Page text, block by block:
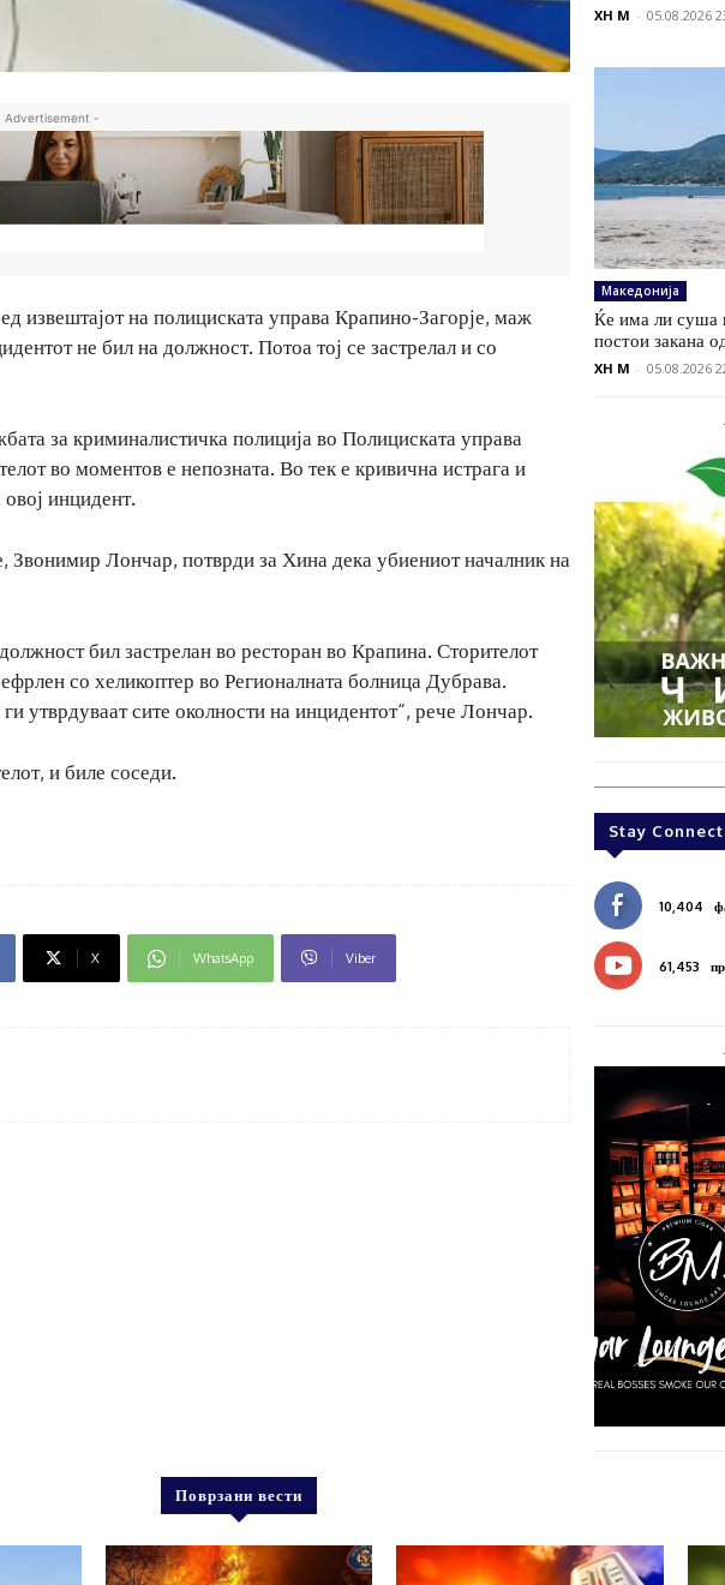
Advertisement -
извештајот на полициската управа Крапино-Загорје, маж
не бил на должност. Потоа тој се застрелал и со
за криминалистичка полиција во Полициската управа
во моментов е непозната. Во тек е кривична истрага и
инцидент.
Звонимир Лончар, потврди за Хина дека убиениот началник на
бил застрелан во ресторан во Крапина. Сторителот
со хеликоптер во Регионалната болница Дубрава.
утврдуваат сите околности на инцидентот“, рече Лончар.
и биле соседи.
X WhatsApp Viber
XH M - 05.08.2026
Македонија
Ќе има ли суша
постои закана
XH M - 05.08.2026
Stay
10,404
61,453
Поврзани вести